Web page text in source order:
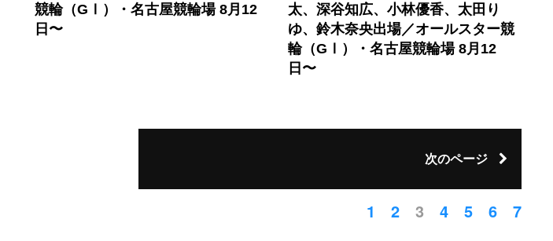
競輪（GⅠ）・名古屋競輪場 8月12
日〜
太、深谷知広、小林優香、太田り
ゆ、鈴木奈央出場／オールスター競
輪（GⅠ）・名古屋競輪場 8月12
日〜
次のページ
1 2 3 4 5 6 7